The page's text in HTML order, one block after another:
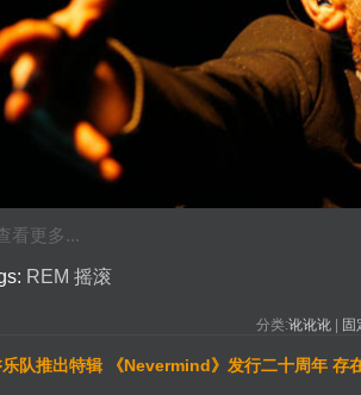
看更多...
REM 摇滚
分类:讹讹讹| 固
队推出特辑 《Nevermind》发行二十周年 存